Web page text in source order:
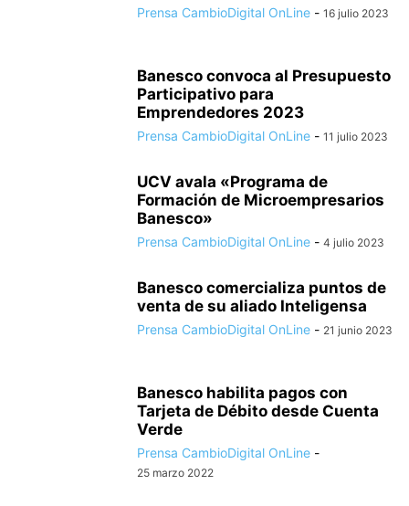
Prensa CambioDigital OnLine - 16 julio 2023
Banesco convoca al Presupuesto
Participativo para
Emprendedores 2023
Prensa CambioDigital OnLine - 11 julio 2023
UCV avala «Programa de
Formación de Microempresarios
Banesco»
Prensa CambioDigital OnLine - 4 julio 2023
Banesco comercializa puntos de
venta de su aliado Inteligensa
Prensa CambioDigital OnLine - 21 junio 2023
Banesco habilita pagos con
Tarjeta de Débito desde Cuenta
Verde
Prensa CambioDigital OnLine -
25 marzo 2022